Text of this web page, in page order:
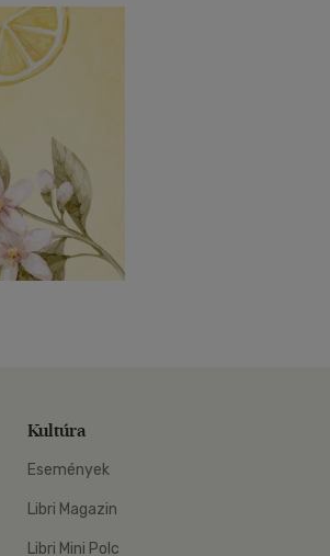
Kultúra
Események
Libri Magazin
Libri Mini Polc